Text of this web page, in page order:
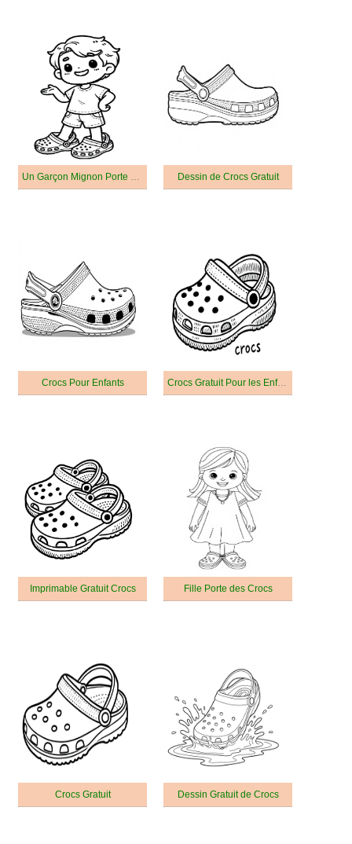
Dessin de Crocs Gratuit
Crocs Pour Enfants Crocs Gratuit Pour les Enfants
Imprimable Gratuit Crocs Fille Porte des Crocs
Crocs Gratuit Dessin Gratuit de Crocs